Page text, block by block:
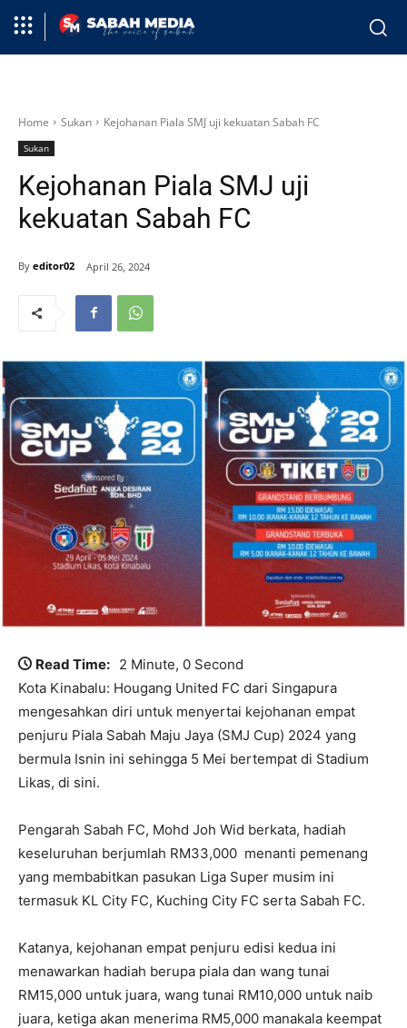
Home Sukan Kejohanan Piala SMJ uji kekuatan Sabah FC
Sukan
Kejohanan Piala SMJ uji
kekuatan Sabah FC
By editor02 April 26, 2024
Read Time: 2 Minute, 0 Second
Kota Kinabalu: Hougang United FC dari Singapura
mengesahkan diri untuk menyertai kejohanan empat
penjuru Piala Sabah Maju Jaya (SMJ Cup) 2024 yang
bermula Isnin ini sehingga 5 Mei bertempat di Stadium
Likas, di sini.
Pengarah Sabah FC, Mohd Joh Wid berkata, hadiah
keseluruhan berjumlah RM33,000 menanti pemenang
yang membabitkan pasukan Liga Super musim ini
termasuk KL City FC, Kuching City FC serta Sabah FC.
Katanya, kejohanan empat penjuru edisi kedua ini
menawarkan hadiah berupa piala dan wang tunai
RM15,000 untuk juara, wang tunai RM10,000 untuk naib
juara, ketiga akan menerima RM5,000 manakala keempat